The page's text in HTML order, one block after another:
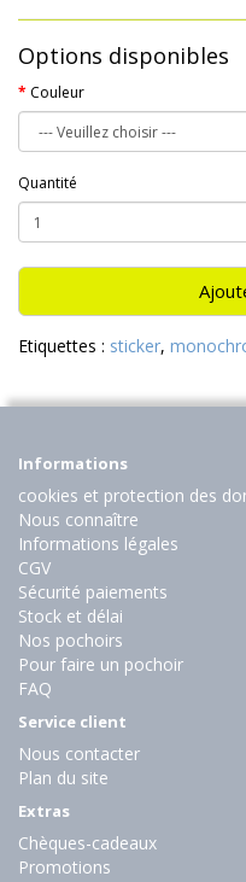
Options disponibles
Couleur
Quantité
Etiquettes : sticker,
Informations
cookies et protection des
Nous connaître
Informations légales
CGV
Sécurité paiements
Stock et délai
Nos pochoirs
Pour faire un pochoir
FAQ
Service client
Nous contacter
Plan du site
Extras
Chèques-cadeaux
Promotions